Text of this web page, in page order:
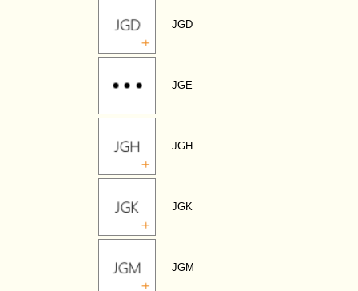
JGD
JGE
JGH
JGK
JGM